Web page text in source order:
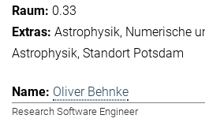
0.33
Astrophysik Numerische
Astrophysik Standort Potsdam
Oliver Behnke
Research Software Engineer